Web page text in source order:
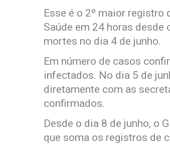
Esse é o 2º maior
Saúde em 24 horas
mortes no dia 4 de junho.
Em número de casos
infectados. No dia 5 de
diretamente com as
confirmados.
Desde o dia 8 de junho, o
que soma os registros de